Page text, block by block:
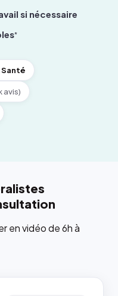
si nécessaire
*
Santé
avis)
en vidéo de 6h à